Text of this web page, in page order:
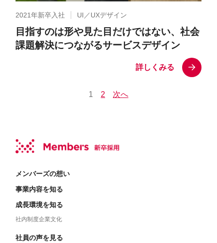
2021年新卒入社 UI／UXデザイン
目指すのは形や見た目だけではない、社会
課題解決につながるサービスデザイン
詳しくみる
1 2 次へ
メンバーズの想い
事業内容を知る
成長環境を知る
社内制度企業文化
社員の声を見る